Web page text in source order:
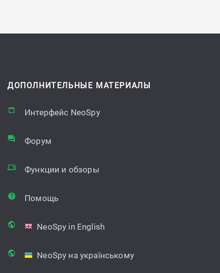
ДОПОЛНИТЕЛЬНЫЕ МАТЕРИАЛЫ
Интерфейс NeoSpy
Форум
Функции и обзоры
Помощь
NeoSpy in English
NeoSpy на українському